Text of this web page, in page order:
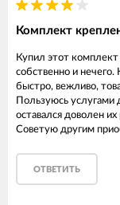
Комплект
Купил этот комплект
собственно и
быстро, вежливо,
Пользуюсь услугами
оставался доволен
Советую другим
ОТВЕТИТЬ